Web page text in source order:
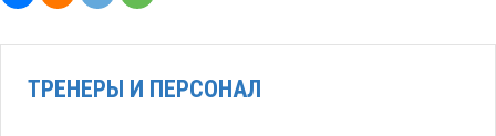
ТРЕНЕРЫ И ПЕРСОНАЛ